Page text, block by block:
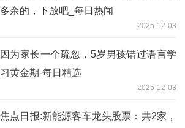
多余的，下放吧_每日热闻
2025-12-03
因为家长一个疏忽，5岁男孩错过语言学
习黄金期-每日精选
2025-12-03
焦点日报:新能源客车龙头股票：共2家，